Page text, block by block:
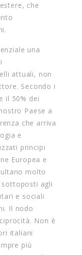
che
una
attuali, non
Secondo i
il 50% dei
Paese a
che arriva
e
principi
Europea e
molto
sottoposti agli
e sociali
Il nodo
Non è
italiani
più